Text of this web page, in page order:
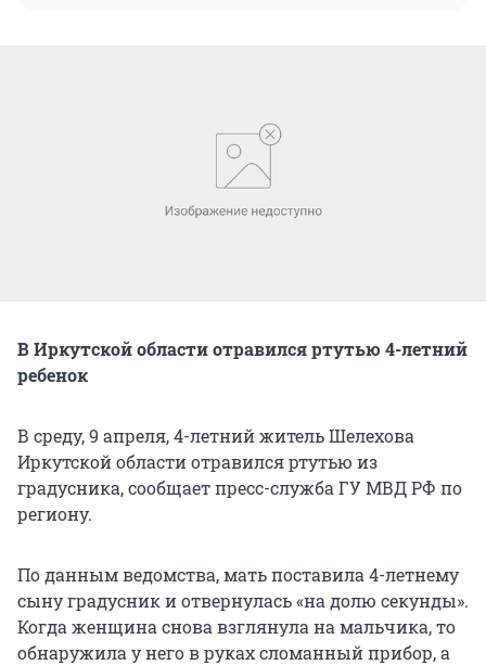
В Иркутской области отравился ртутью 4-летний
ребенок
В среду, 9 апреля, 4-летний житель Шелехова
Иркутской области отравился ртутью из
градусника, сообщает пресс-служба ГУ МВД РФ по
региону.
По данным ведомства, мать поставила 4-летнему
сыну градусник и отвернулась «на долю секунды».
Когда женщина снова взглянула на мальчика, то
обнаружила у него в руках сломанный прибор, а